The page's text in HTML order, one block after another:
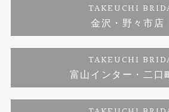
福井指輪工房｜手作り結婚指輪 and 婚約
福井指輪工房｜手作り婚約指輪 プロポー
TAKEUCHI
金沢・野々市店
TAKEUCHI
富山インター・二口